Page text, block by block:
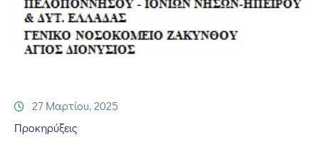
Πληροφόρηση
Προγράμματα
27 Μαρτίου, 2025
Προκηρύξεις